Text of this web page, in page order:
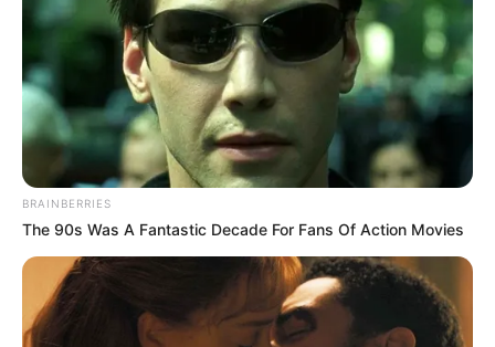
BRAINBERRIES
The 90s Was A Fantastic Decade For Fans Of Action Movies